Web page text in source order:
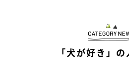
「犬が好き」